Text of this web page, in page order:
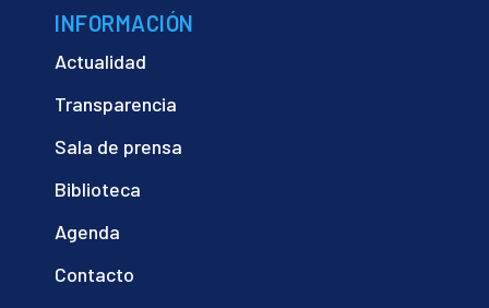
INFORMACIÓN
Actualidad
Transparencia
Sala de prensa
Biblioteca
Agenda
Contacto